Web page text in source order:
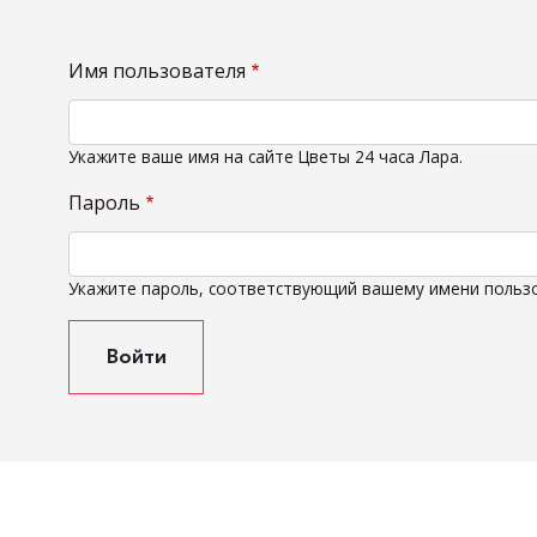
Имя пользователя
Укажите ваше имя на сайте Цветы 24 часа Лара.
Пароль
Укажите пароль, соответствующий вашему имени